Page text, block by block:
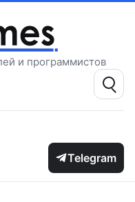
и программистов
Поиск:
Telegram